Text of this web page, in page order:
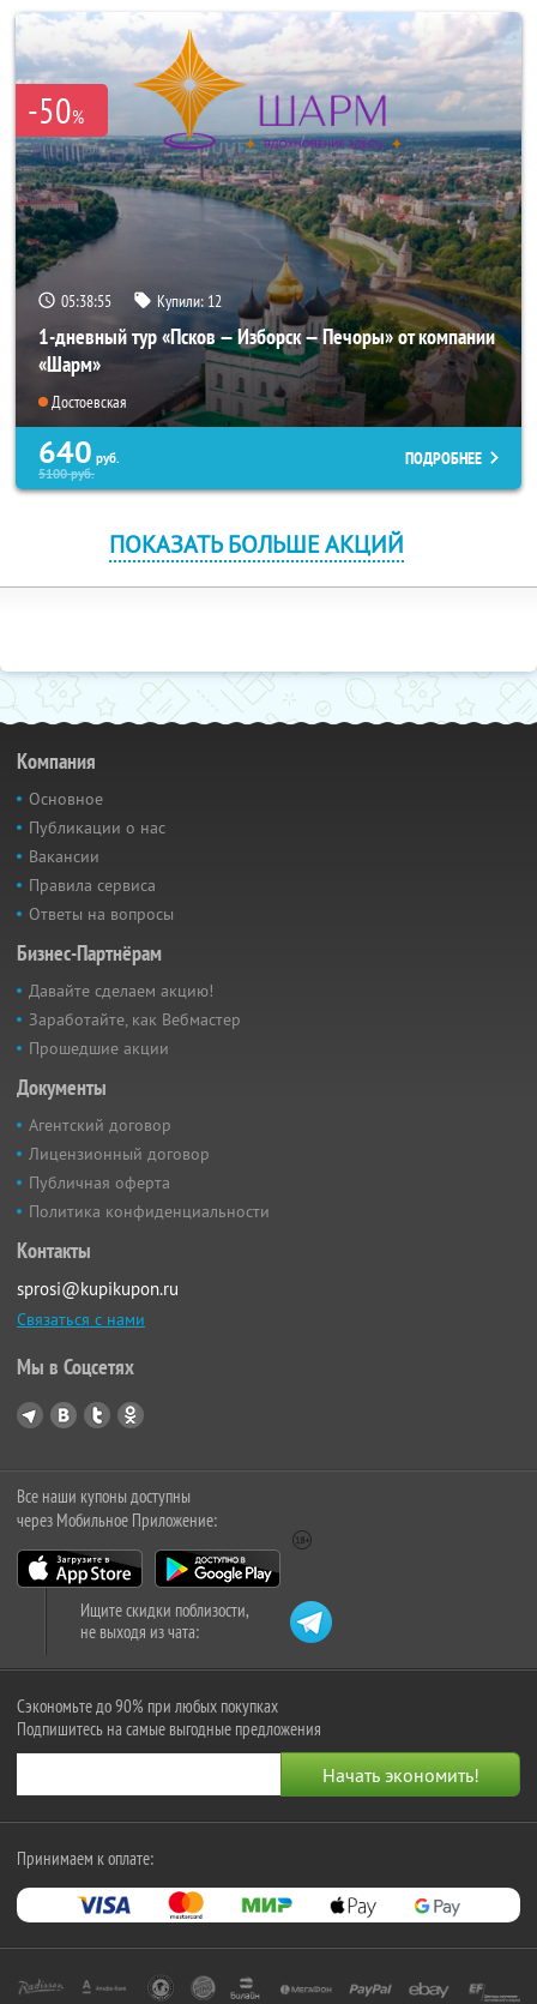
-50%
05:38:55 Купили: 12
1-дневный тур «Псков — Изборск — Печоры» от компании
«Шарм»
Достоевская
640 руб.
5100руб.
ПОДРОБНЕЕ
ПОКАЗАТЬ БОЛЬШЕ АКЦИЙ
Компания
Основное
Публикации о нас
Вакансии
Правила сервиса
Ответы на вопросы
Бизнес-Партнёрам
Давайте сделаем акцию!
Заработайте, как Вебмастер
Прошедшие акции
Документы
Агентский договор
Лицензионный договор
Публичная оферта
Политика конфиденциальности
Контакты
sprosi@kupikupon.ru
Связаться с нами
Мы в Соцсетях
Все наши купоны доступны
через Мобильное Приложение:
Ищите скидки поблизости,
не выходя из чата:
Сэкономьте до 90% при любых покупках
Подпишитесь на самые выгодные предложения
Принимаем к оплате: